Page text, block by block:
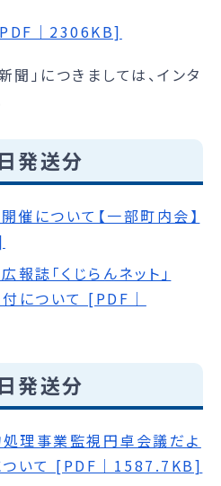
｜2306KB]
聞」につきましては、インタ
発送分
催について【一部町内会】
誌「くじらんネット」
について [PDF｜
発送分
理事業監視円卓会議だよ
ついて [PDF｜1587.7KB]